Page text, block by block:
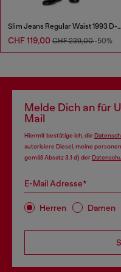
Slim Jeans Regular Waist 1993 D-Vyl
CHF 119,00 CHF 239,00-50%
Melde Dich an für
Mail
Hiermit bestätige ich, die
autorisiere Diesel, meine
gemäß Absatz 3.1 d) der
E-Mail Adresse*
Herren Damen